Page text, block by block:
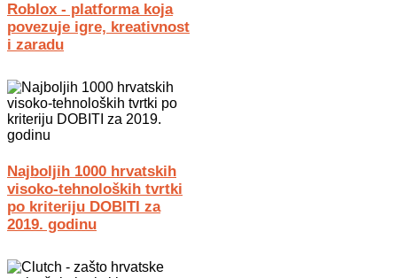
Roblox - platforma koja
povezuje igre, kreativnost
i zaradu
Najboljih 1000 hrvatskih
visoko-tehnoloških tvrtki
po kriteriju DOBITI za
2019. godinu